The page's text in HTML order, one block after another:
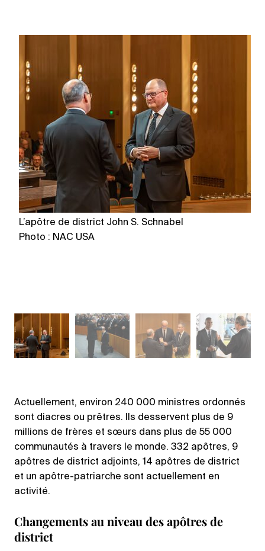
L’apôtre de district John S. Schnabel
Photo : NAC USA
Actuellement, environ 240 000 ministres ordonnés
sont diacres ou prêtres. Ils desservent plus de 9
millions de frères et sœurs dans plus de 55 000
communautés à travers le monde. 332 apôtres, 9
apôtres de district adjoints, 14 apôtres de district
et un apôtre-patriarche sont actuellement en
activité.
Changements au niveau des apôtres de
district